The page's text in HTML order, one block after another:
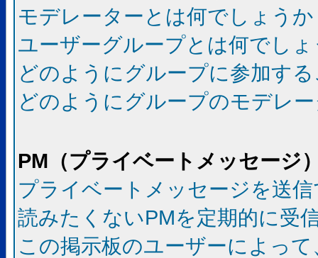
モデレーターとは何でしょうか
ユーザーグループとは何でし
どのようにグループに参加す
どのようにグループのモデレ
PM（プライベートメッセージ
プライベートメッセージを送
読みたくないPMを定期的に受
この掲示板のユーザーによっ